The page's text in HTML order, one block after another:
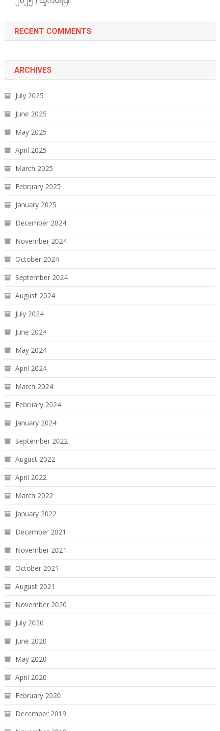
RECENT COMMENTS
ARCHIVES
July 2025
June 2025
May 2025
April 2025
March 2025
February 2025
January 2025
December 2024
November 2024
October 2024
September 2024
August 2024
July 2024
June 2024
May 2024
April 2024
March 2024
February 2024
January 2024
September 2022
August 2022
April 2022
March 2022
January 2022
December 2021
November 2021
October 2021
August 2021
November 2020
July 2020
June 2020
May 2020
April 2020
February 2020
December 2019